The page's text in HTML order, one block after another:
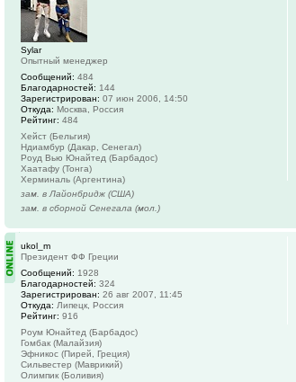
Sylar
Опытный менеджер
Сообщений: 484
Благодарностей: 144
Зарегистрирован: 07 июн 2006, 14:50
Откуда: Москва, Россия
Рейтинг: 484
Хейст (Бельгия)
Ндиамбур (Дакар, Сенегал)
Роуд Вью Юнайтед (Барбадос)
Хаатафу (Тонга)
Херминаль (Аргентина)
зам. в Лайонбридж (США)
зам. в сборной Сенегала (мол.)
ukol_m
Президент ФФ Греции
Сообщений: 1928
Благодарностей: 324
Зарегистрирован: 26 авг 2007, 11:45
Откуда: Липецк, Россия
Рейтинг: 916
Роум Юнайтед (Барбадос)
Гомбак (Малайзия)
Эфникос (Пирей, Греция)
Сильвестер (Маврикий)
Олимпик (Боливия)